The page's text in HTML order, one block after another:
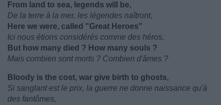
From land to sea, legends will be,
De la terre à la mer, les légendes naîtront,
Here we were, called "Great Heroes"
Ici nous étions considérés comme des héros,
But how many died ? How many souls ?
Mais combien sont morts ? Combien d'âmes ?
Bloody is the cost, war give birth to ghosts,
Si sanglant est le prix, la guerre ne donne naissance qu'à
des fantômes,